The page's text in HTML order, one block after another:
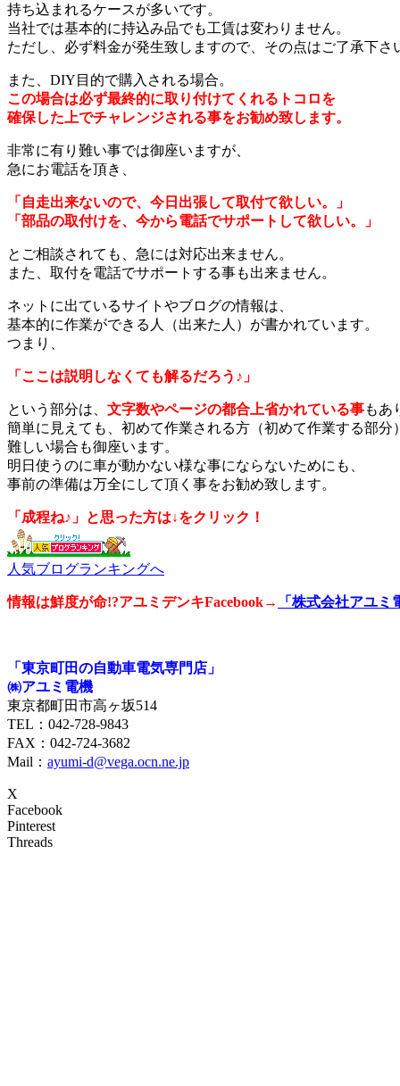
持ち込まれるケースが多いです。
当社では基本的に持込み品でも工賃は変わりません。
ただし、必ず料金が発生致しますので、その点はご了承下さ
また、DIY目的で購入される場合。
この場合は必ず最終的に取り付けてくれるトコロを
確保した上でチャレンジされる事をお勧め致します。
非常に有り難い事では御座いますが、
急にお電話を頂き、
「自走出来ないので、今日出張して取付て欲しい。」
「部品の取付けを、今から電話でサポートして欲しい。」
とご相談されても、急には対応出来ません。
また、取付を電話でサポートする事も出来ません。
ネットに出ているサイトやブログの情報は、
基本的に作業ができる人（出来た人）が書かれています。
つまり、
「ここは説明しなくても解るだろう♪」
という部分は、 文字数やページの都合上省かれている事もあ
簡単に見えても、初めて作業される方（初めて作業する部分
難しい場合も御座います。
明日使うのに車が動かない様な事にならないためにも、
事前の準備は万全にして頂く事をお勧め致します。
「成程ね♪」と思った方は↓をクリック！
人気ブログランキングへ
情報は鮮度が命!?アユミデンキFacebook→ 「株式会社アユミ
「東京町田の自動車電気専門店」
㈱アユミ電機
東京都町田市高ヶ坂514
TEL：042-728-9843
FAX：042-724-3682
Mail： ayumi-d@vega.ocn.ne.jp
X
Facebook
Pinterest
Threads